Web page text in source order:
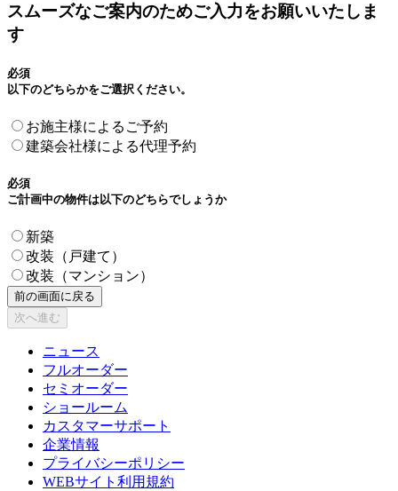
スムーズなご案内のためご入力をお願いいたしま
す
必須
以下のどちらかをご選択ください。
お施主様によるご予約
建築会社様による代理予約
必須
ご計画中の物件は以下のどちらでしょうか
新築
改装（戸建て）
改装（マンション）
ニュース
フルオーダー
セミオーダー
ショールーム
カスタマーサポート
企業情報
プライバシーポリシー
WEBサイト利用規約